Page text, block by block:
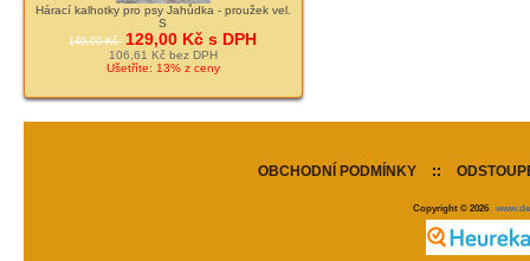
Hárací kalhotky pro psy Jahůdka - proužek vel.
S
149,00 Kč 129,00 Kč s DPH
106,61 Kč bez DPH
Ušetříte: 13% z ceny
OBCHODNÍ PODMÍNKY ::
Copyright © 2026